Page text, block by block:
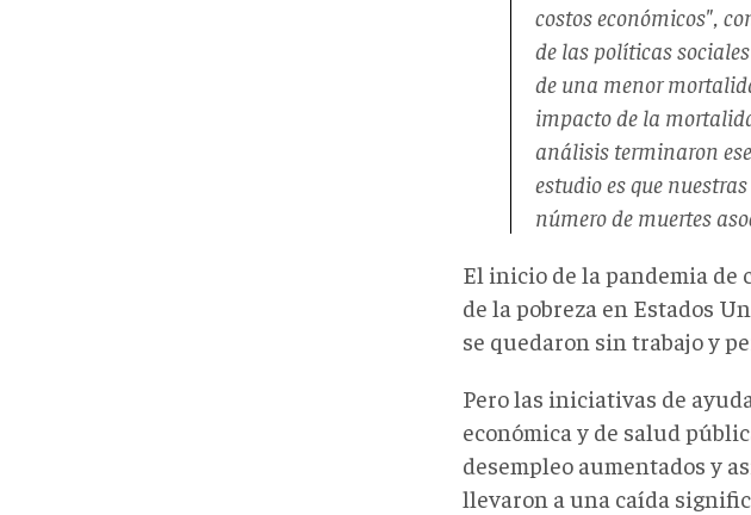
costos económicos",
de las políticas
de una menor
impacto de la
análisis terminaron
estudio es que
número de muertes
El inicio de la pandemia
de la pobreza en Estados
se quedaron sin trabajo y
Pero las iniciativas de
económica y de salud
desempleo aumentados y
llevaron a una caída